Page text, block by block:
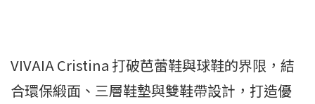
VIVAIA Cristina 打破芭蕾鞋與球鞋的界限，結
合環保緞面、三層鞋墊與雙鞋帶設計，打造優